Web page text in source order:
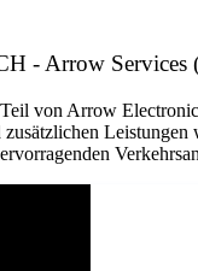
- Arrow
von Arrow